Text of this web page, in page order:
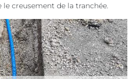
creusement de la tranchée.